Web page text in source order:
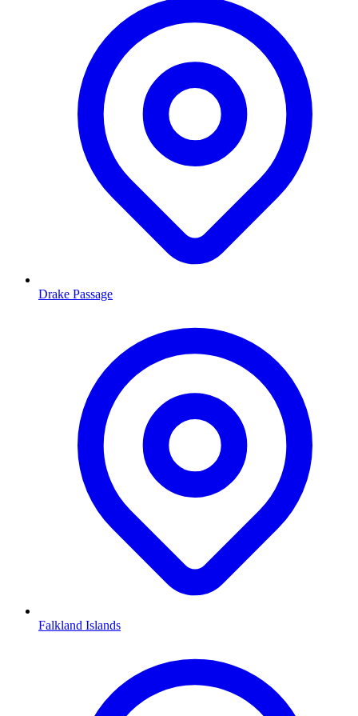
Drake Passage
Falkland Islands